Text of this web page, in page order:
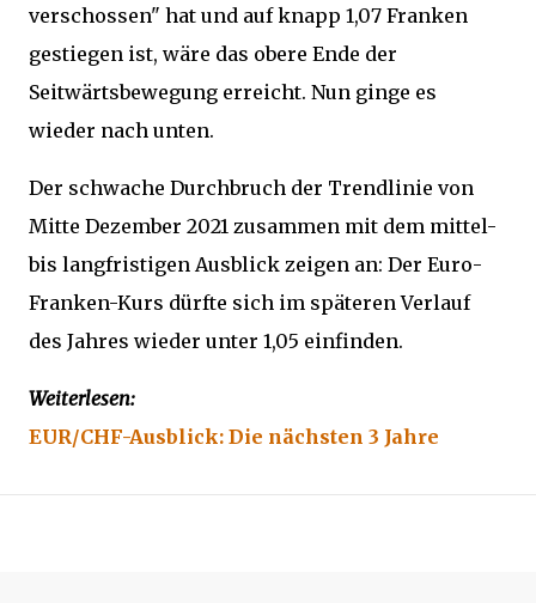
verschossen" hat und auf knapp 1,07 Franken
gestiegen ist, wäre das obere Ende der
Seitwärtsbewegung erreicht. Nun ginge es
wieder nach unten.
Der schwache Durchbruch der Trendlinie von
Mitte Dezember 2021 zusammen mit dem mittel-
bis langfristigen Ausblick zeigen an: Der Euro-
Franken-Kurs dürfte sich im späteren Verlauf
des Jahres wieder unter 1,05 einfinden.
Weiterlesen:
EUR/CHF-Ausblick: Die nächsten 3 Jahre